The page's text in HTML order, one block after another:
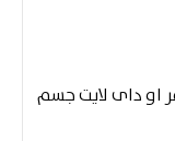
داى لايت جسم